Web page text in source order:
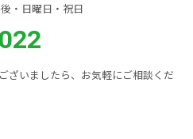
・日曜日・祝日
ざいましたら、お気軽にご相談くだ